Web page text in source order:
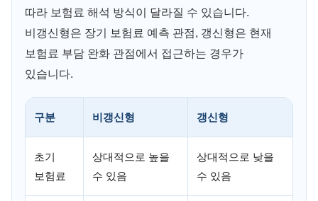
따라 보험료 해석 방식이 달라질 수 있습니다.
비갱신형은 장기 보험료 예측 관점, 갱신형은 현재
보험료 부담 완화 관점에서 접근하는 경우가
있습니다.
구분 비갱신형 갱신형
초기
보험료
상대적으로 높을
수 있음
상대적으로 낮을
수 있음